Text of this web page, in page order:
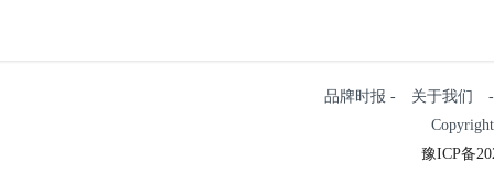
品牌时报 - 关于我们
豫ICP备